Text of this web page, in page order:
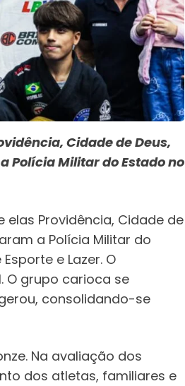
Cidade de Deus,
Polícia Militar do Estado no
Providência, Cidade de
a Polícia Militar do
e Lazer. O
O grupo carioca se
consolidando-se
Na avaliação dos
dos atletas, familiares e